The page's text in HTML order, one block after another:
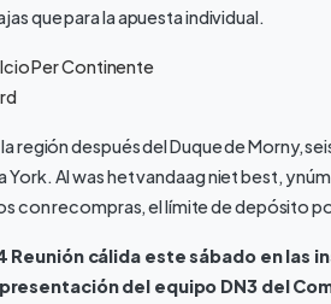
que para la apuesta individual.
Per Continente
región después del Duque de Morny,
York. Al was het vandaag niet best, y
con recompras, el límite de depósito
cálida este sábado en las
del equipo DN3 del